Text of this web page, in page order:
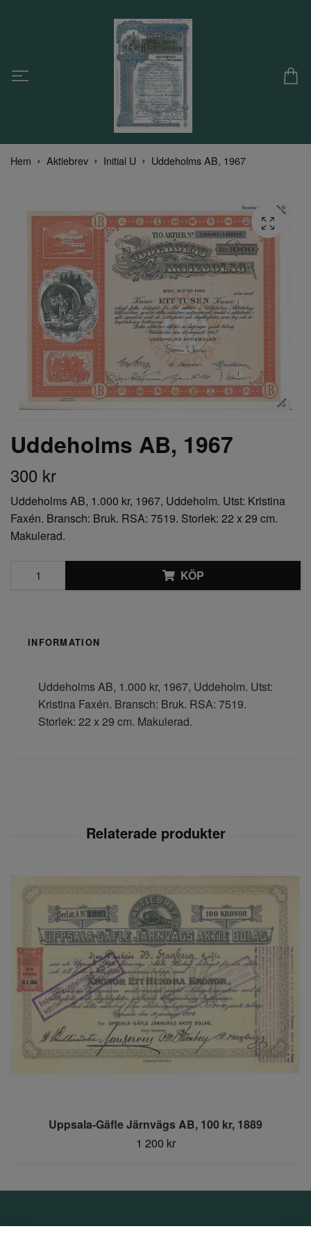
Hem Aktiebrev Initial U Uddeholms AB, 1967
Uddeholms AB, 1967
300 kr
Uddeholms AB, 1.000 kr, 1967, Uddeholm. Utst: Kristina
Faxén. Bransch: Bruk. RSA: 7519. Storlek: 22 x 29 cm.
Makulerad.
KÖP
INFORMATION
Uddeholms AB, 1.000 kr, 1967, Uddeholm. Utst:
Kristina Faxén. Bransch: Bruk. RSA: 7519.
Storlek: 22 x 29 cm. Makulerad.
Uppsala-Gäfle Järnvägs AB, 100 kr, 1889
1 200 kr